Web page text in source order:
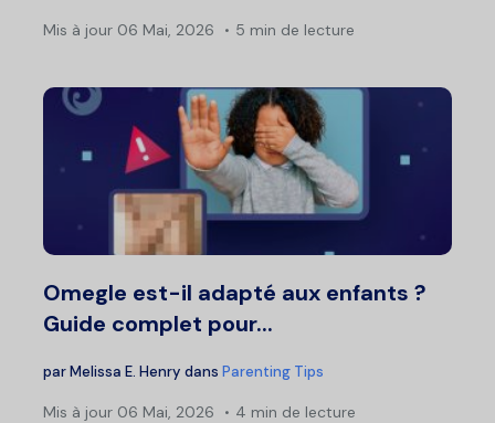
Mis à jour 06 Mai, 2026 5 min de lecture
Omegle est-il adapté aux enfants ?
Guide complet pour...
parMelissa E. Henry dans Parenting Tips
Mis à jour 06 Mai, 2026 4 min de lecture